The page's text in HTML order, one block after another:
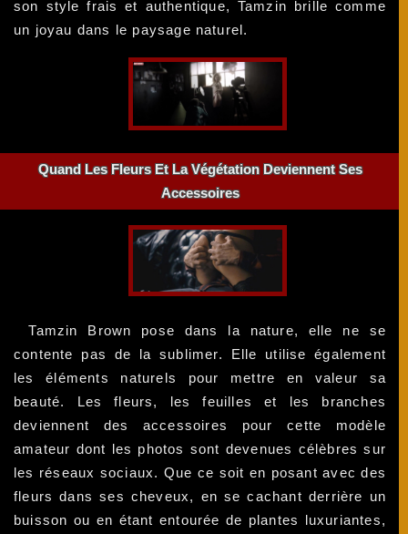
son style frais et authentique, Tamzin brille comme
un joyau dans le paysage naturel.
Quand Les Fleurs Et La Végétation Deviennent Ses
Accessoires
Tamzin Brown pose dans la nature, elle ne se
contente pas de la sublimer. Elle utilise également
les éléments naturels pour mettre en valeur sa
beauté. Les fleurs, les feuilles et les branches
deviennent des accessoires pour cette modèle
amateur dont les photos sont devenues célèbres sur
les réseaux sociaux. Que ce soit en posant avec des
fleurs dans ses cheveux, en se cachant derrière un
buisson ou en étant entourée de plantes luxuriantes,